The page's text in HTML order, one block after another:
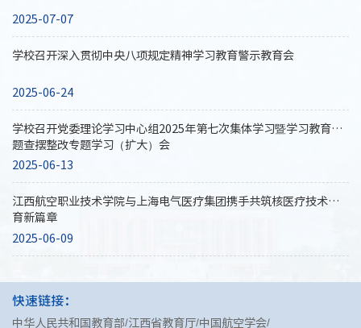
2025-07-07
学校召开深入贯彻中央八项规定精神学习教育警示教育会
2025-06-24
学校召开党委理论学习中心组2025年第七次集体学习暨学习教育问
题查摆整改专题学习（扩大）会
2025-06-13
江西航空职业技术学院与上海电气医疗集团携手共筑核医疗技术教
育新篇章
2025-06-09
快速链接：
中华人民共和国教育部 江西省教育厅 中国航空学会